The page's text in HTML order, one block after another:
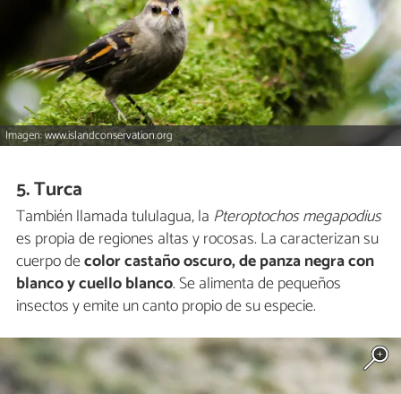
Imagen: www.islandconservation.org
5. Turca
También llamada tululagua, la Pteroptochos megapodius
es propia de regiones altas y rocosas. La caracterizan su
cuerpo decolor castaño oscuro, de panza negra con
blanco y cuello blanco. Se alimenta de pequeños
insectos y emite un canto propio de su especie.